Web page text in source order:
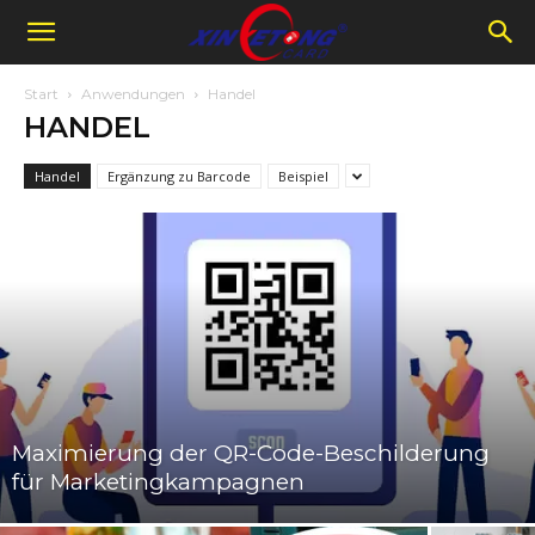
Start Anwendungen Handel
HANDEL
Handel Ergänzung zu Barcode Beispiel
Maximierung der QR-Code-Beschilderung
für Marketingkampagnen